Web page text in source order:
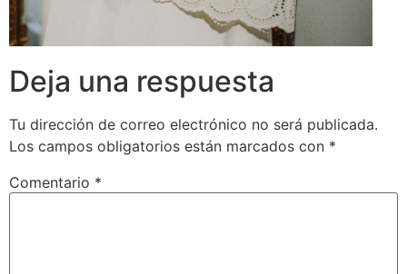
Deja una respuesta
Tu dirección de correo electrónico no será publicada.
Los campos obligatorios están marcados con *
Comentario *